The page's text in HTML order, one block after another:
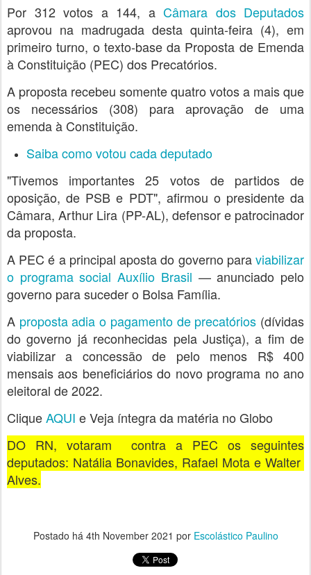
Por 312 votos a 144, a Câmara dos Deputados
aprovou na madrugada desta quinta-feira (4), em
primeiro turno, o texto-base da Proposta de Emenda
à Constituição (PEC) dos Precatórios.
A proposta recebeu somente quatro votos a mais que
os necessários (308) para aprovação de uma
emenda à Constituição.
Saiba como votou cada deputado
"Tivemos importantes 25 votos de partidos de
oposição, de PSB e PDT", afirmou o presidente da
Câmara, Arthur Lira (PP-AL), defensor e patrocinador
da proposta.
A PEC é a principal aposta do governo paraviabilizar
o programa social Auxílio Brasil — anunciado pelo
governo para suceder o Bolsa Família.
A proposta adia o pagamento de precatórios (dívidas
do governo já reconhecidas pela Justiça), a fim de
viabilizar a concessão de pelo menos R$ 400
mensais aos beneficiários do novo programa no ano
eleitoral de 2022.
CliqueAQUI e Veja íntegra da matéria no Globo
DO RN, votaram contra a PEC os seguintes
deputados: Natália Bonavides, Rafael Mota e Walter
Alves.
Postado há 4th November 2021 por Escolástico Paulino